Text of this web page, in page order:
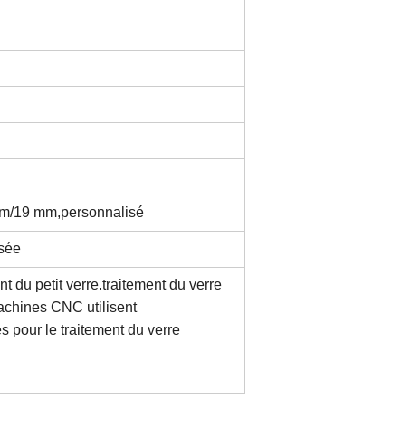
19 mm,personnalisé
du petit verre.traitement du verre
CNC utilisent
pour le traitement du verre